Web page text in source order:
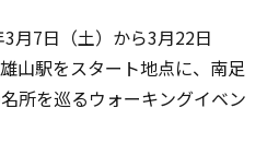
月7日（土）から3月22日
山駅をスタート地点に、南足
所を巡るウォーキングイベン